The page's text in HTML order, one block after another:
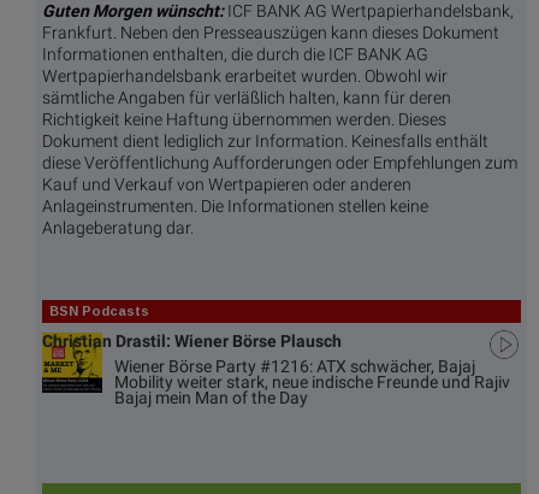
Guten Morgen wünscht: ICF BANK AG Wertpapierhandelsbank,
Frankfurt. Neben den Presseauszügen kann dieses Dokument
Informationen enthalten, die durch die ICF BANK AG
Wertpapierhandelsbank erarbeitet wurden. Obwohl wir
sämtliche Angaben für verläßlich halten, kann für deren
Richtigkeit keine Haftung übernommen werden. Dieses
Dokument dient lediglich zur Information. Keinesfalls enthält
diese Veröffentlichung Aufforderungen oder Empfehlungen zum
Kauf und Verkauf von Wertpapieren oder anderen
Anlageinstrumenten. Die Informationen stellen keine
Anlageberatung dar.
BSN Podcasts
Christian Drastil: Wiener Börse Plausch
Wiener Börse Party #1216: ATX schwächer, Bajaj
Mobility weiter stark, neue indische Freunde und Rajiv
Bajaj mein Man of the Day